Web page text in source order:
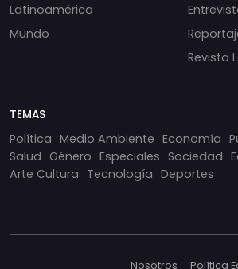
Latinoamérica
Mundo
Revista
TEMAS
Política Medio Ambiente Economía
Salud Género Especiales Sociedad
Arte Cultura Tecnología Deportes
Nosotros
Política